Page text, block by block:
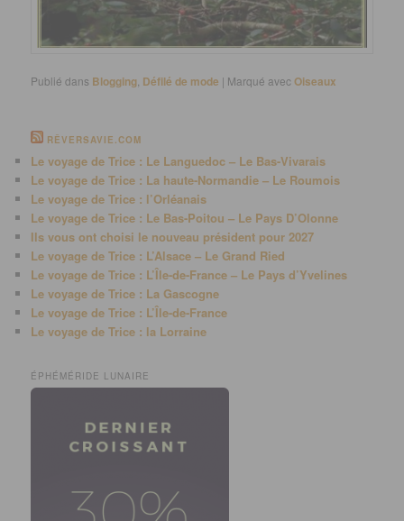
Publié dans Blogging, Défilé de mode | Marqué avec Oiseaux
RÊVERSAVIE.COM
Le voyage de Trice : Le Languedoc – Le Bas-Vivarais
Le voyage de Trice : La haute-Normandie – Le Roumois
Le voyage de Trice : l’Orléanais
Le voyage de Trice : Le Bas-Poitou – Le Pays D’Olonne
Ils vous ont choisi le nouveau président pour 2027
Le voyage de Trice : L’Alsace – Le Grand Ried
Le voyage de Trice : L’Île-de-France – Le Pays d’Yvelines
Le voyage de Trice : La Gascogne
Le voyage de Trice : L’Île-de-France
Le voyage de Trice : la Lorraine
ÉPHÉMÉRIDE LUNAIRE